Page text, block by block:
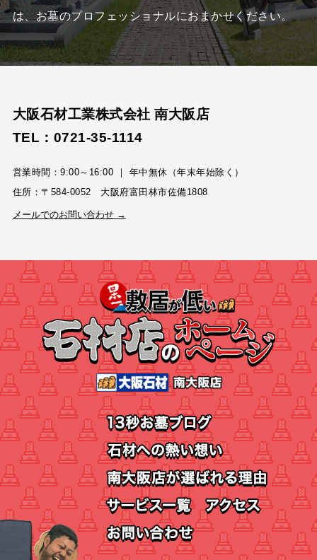
は、お墓のプロフェッショナルにおまかせください。
大阪石材工業株式会社 南大阪店
TEL：0721-35-1114
営業時間：9:00～16:00 ｜ 年中無休（年末年始除く）
住所：〒584-0052 大阪府富田林市佐備1808
メールでのお問い合わせ →